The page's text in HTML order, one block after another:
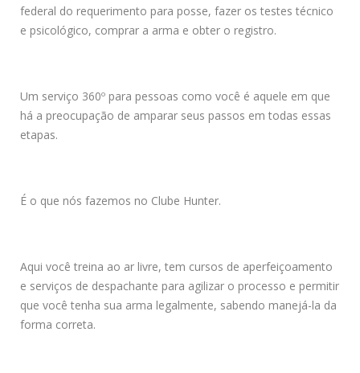
federal do requerimento para posse, fazer os testes técnico
e psicológico, comprar a arma e obter o registro.
Um serviço 360º para pessoas como você é aquele em que
há a preocupação de amparar seus passos em todas essas
etapas.
É o que nós fazemos no Clube Hunter.
Aqui você treina ao ar livre, tem cursos de aperfeiçoamento
e serviços de despachante para agilizar o processo e permitir
que você tenha sua arma legalmente, sabendo manejá-la da
forma correta.